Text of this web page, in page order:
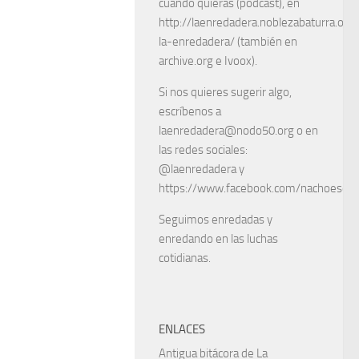
cuando quieras (podcast), en
http://
la-enredadera/ (también en
archive.org e Ivoox).
Si nos quieres sugerir algo,
escríbenos a
laenredadera@nodo50.org o en
las redes sociales:
@laenredadera y
https://www.facebook.com/
Seguimos enredadas y
enredando en las luchas
cotidianas.
ENLACES
Antigua bitácora de La